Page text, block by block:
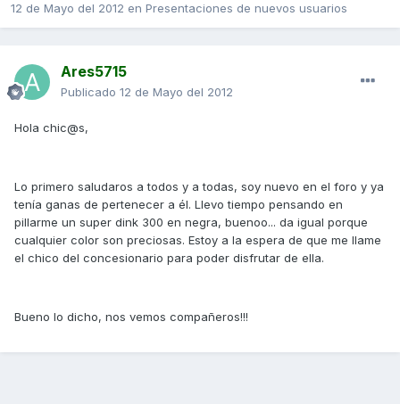
12 de Mayo del 2012 en Presentaciones de nuevos usuarios
Ares5715
Publicado 12 de Mayo del 2012
Hola chic@s,
Lo primero saludaros a todos y a todas, soy nuevo en el foro y ya
tenía ganas de pertenecer a él. Llevo tiempo pensando en
pillarme un super dink 300 en negra, buenoo... da igual porque
cualquier color son preciosas. Estoy a la espera de que me llame
el chico del concesionario para poder disfrutar de ella.
Bueno lo dicho, nos vemos compañeros!!!